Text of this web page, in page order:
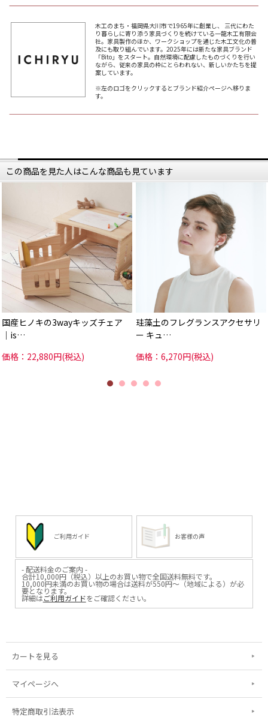
木工のまち・福岡県大川市で1965年に創業し、 三代にわた
り暮らしに寄り添う家具づくりを続けている一龍木工有限会
社。家具製作のほか、ワークショップを通じた木工文化の普
及にも取り組んでいます。2025年には新たな家具ブランド
「Bito」をスタート。自然環境に配慮したものづくりを行い
ながら、従来の家具の枠にとらわれない、新しいかたちを提
案しています。
※左のロゴをクリックするとブランド紹介ページへ移りま
す。
この商品を見た人はこんな商品も見ています
国産ヒノキの3wayキッズチェア
│is…
価格：22,880円(税込)
珪藻土のフレグランスアクセサリ
ー キュ…
価格：6,270円(税込)
ご利用ガイド お客様の声
- 配送料金のご案内 -
合計10,000円（税込）以上のお買い物で全国送料無料です。
10,000円未満のお買い物の場合は送料が550円～（地域による）が必
要となります。
詳細はご利用ガイドをご確認ください。
カートを見る
マイページへ
特定商取引法表示